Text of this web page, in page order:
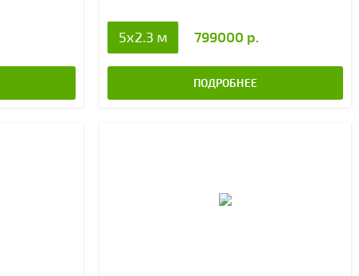
5x2.3 м 799000 р.
ПОДРОБНЕЕ